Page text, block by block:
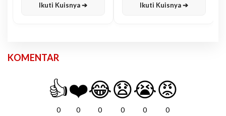
Ikuti Kuisnya ➔ Ikuti Kuisnya ➔
KOMENTAR
👍
0
❤️
0
😂
0
😧
0
😭
0
😡
0